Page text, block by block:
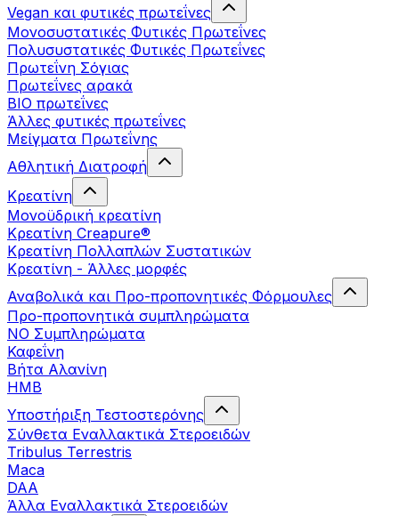
Vegan και φυτικές πρωτεΐνες
Μονοσυστατικές Φυτικές Πρωτεΐνες
Πολυσυστατικές Φυτικές Πρωτεΐνες
Πρωτεΐνη Σόγιας
Πρωτεΐνες αρακά
ΒIO πρωτεΐνες
Άλλες φυτικές πρωτεΐνες
Μείγματα Πρωτεΐνης
Αθλητική Διατροφή
Κρεατίνη
Μονοϋδρική κρεατίνη
Κρεατίνη Creapure®
Κρεατίνη Πολλαπλών Συστατικών
Κρεατίνη - Άλλες μορφές
Αναβολικά και Προ-προπονητικές Φόρμουλες
Προ-προπονητικά συμπληρώματα
ΝΟ Συμπληρώματα
Καφεΐνη
Βήτα Αλανίνη
HMB
Υποστήριξη Τεστοστερόνης
Σύνθετα Εναλλακτικά Στεροειδών
Tribulus Terrestris
Maca
DAA
Άλλα Εναλλακτικά Στεροειδών